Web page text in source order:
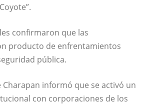
confirmaron que las
producto de enfrentamientos
pública.
Charapan informó que se activó un
con corporaciones de los